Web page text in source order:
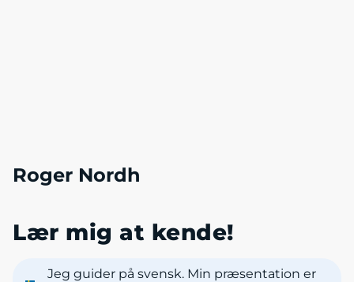
Roger Nordh
Lær mig at kende!
Jeg guider på svensk. Min præsentation er